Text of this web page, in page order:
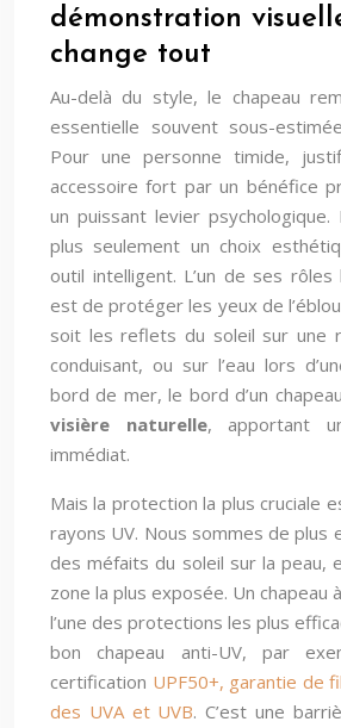
démonstration
change tout
Au-delà du style, le chapeau
essentielle souvent sous-
Pour une personne timide,
accessoire fort par un bénéfice
un puissant levier psychologique.
plus seulement un choix
outil intelligent. L’un de ses
est de protéger les yeux de
soit les reflets du soleil sur une
conduisant, ou sur l’eau lors
bord de mer, le bord d’un
visière naturelle, apportant
immédiat.
Mais la protection la plus cruciale
rayons UV. Nous sommes de plus
des méfaits du soleil sur la peau,
zone la plus exposée. Un chapeau
l’une des protections les plus
bon chapeau anti-UV, par
certification UPF50+, garantie de
des UVA et UVB. C’est une